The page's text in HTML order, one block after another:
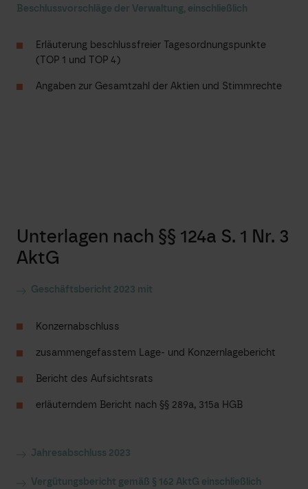
Beschlussvorschläge der Verwaltung, einschließlich
Erläuterung beschlussfreier Tagesordnungspunkte
(TOP 1 und TOP 4)
Angaben zur Gesamtzahl der Aktien und Stimmrechte
Unterlagen nach §§ 124a S. 1 Nr. 3
AktG
Geschäftsbericht 2023 mit
Konzernabschluss
zusammengefasstem Lage- und Konzernlagebericht
Bericht des Aufsichtsrats
erläuterndem Bericht nach §§ 289a, 315a HGB
Jahresabschluss 2023
Vergütungsbericht gemäß § 162 AktG einschließlich